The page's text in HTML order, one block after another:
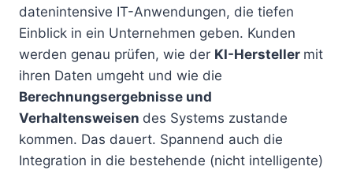
datenintensive IT-Anwendungen, die tiefen
Einblick in ein Unternehmen geben. Kunden
werden genau prüfen, wie der KI-Hersteller mit
ihren Daten umgeht und wie die
Berechnungsergebnisse und
Verhaltensweisen des Systems zustande
kommen. Das dauert. Spannend auch die
Integration in die bestehende (nicht intelligente)